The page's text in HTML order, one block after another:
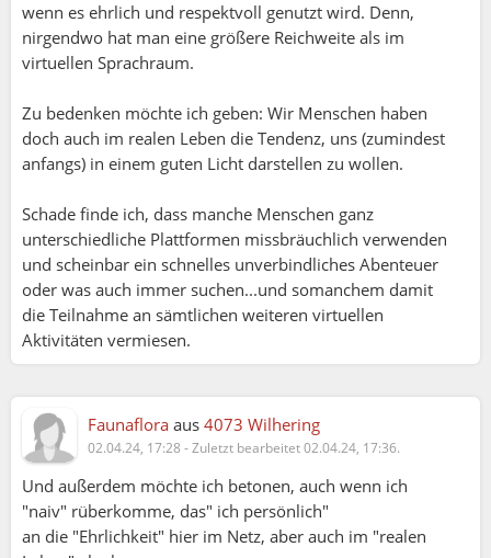
wenn es ehrlich und respektvoll genutzt wird. Denn,
nirgendwo hat man eine größere Reichweite als im
virtuellen Sprachraum.
Zu bedenken möchte ich geben: Wir Menschen haben
doch auch im realen Leben die Tendenz, uns (zumindest
anfangs) in einem guten Licht darstellen zu wollen.
Schade finde ich, dass manche Menschen ganz
unterschiedliche Plattformen missbräuchlich verwenden
und scheinbar ein schnelles unverbindliches Abenteuer
oder was auch immer suchen...und somanchem damit
die Teilnahme an sämtlichen weiteren virtuellen
Aktivitäten vermiesen.
Faunaflora aus 4073 Wilhering
02.04.24, 17:28 -Zuletzt bearbeitet 02.04.24, 17:36.
Und außerdem möchte ich betonen, auch wenn ich
"naiv" rüberkomme, das" ich persönlich"
an die "Ehrlichkeit" hier im Netz, aber auch im "realen